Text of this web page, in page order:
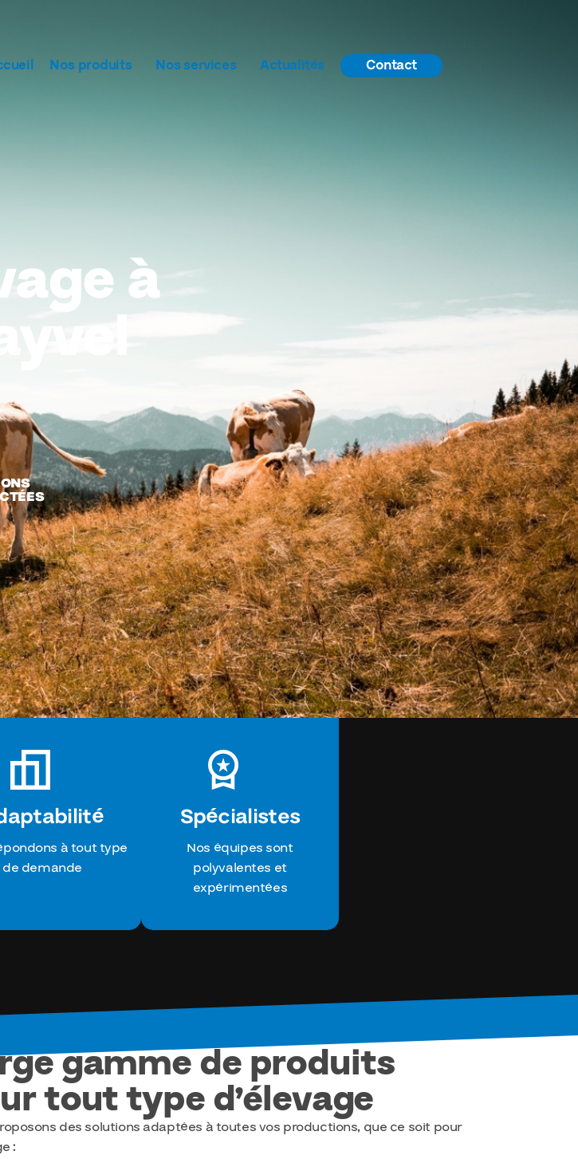
Nos produits Nos services Actualités Contact
à
à tout type
de demande
Spécialistes
Nos équipes sont
polyvalentes et
expérimentées
gamme de produits
tout type d’élevage
des solutions adaptées à toutes vos productions, que ce soit pour
: